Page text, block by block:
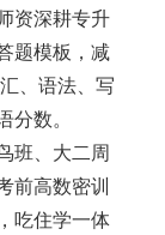
资深耕专升
题模板，减
、语法、写
数。
班、大二周
前高数密训
吃住学一体